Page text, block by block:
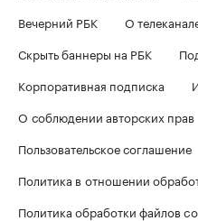
Вечерний РБК
О
Скрыть баннеры на РБК
Корпоративная подписка
О соблюдении авторских прав
Пользовательское соглашение
Политика в отношении
Политика обработки файлов